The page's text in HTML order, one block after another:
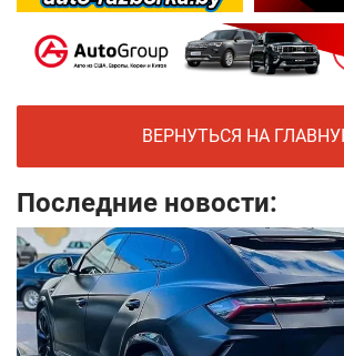
ВЕРНУТЬСЯ НА
Последние новости: